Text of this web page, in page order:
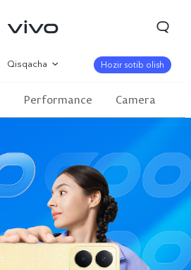
Qisqacha
Galereya
Hozir sotib olish
Performance Camera